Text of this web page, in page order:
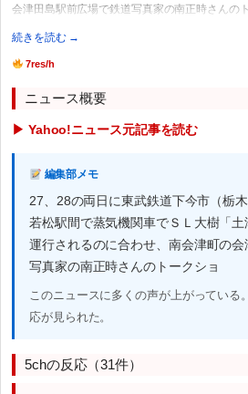
会津田島駅前広場で鉄道写真家の南正時さんの
続きを読む →
7res/h
ニュース概要
▶ Yahoo!ニュース元記事を読む
編集部メモ
27、28の両日に東武鉄道下今市（栃
若松駅間で蒸気機関車でＳＬ大樹「土
運行されるのに合わせ、南会津町の
写真家の南正時さんのトークショ
このニュースに多くの声が上がっている
応が見られた。
5chの反応（31件）